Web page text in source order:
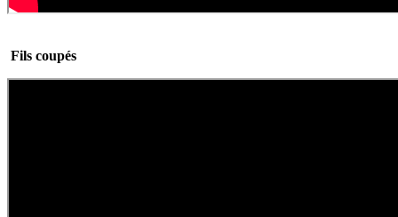
Fils coupés